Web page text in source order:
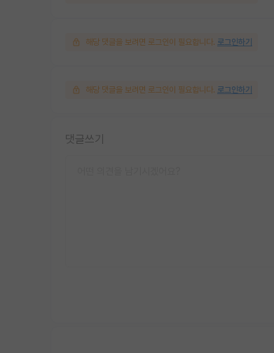
해당 댓글을 보려면 로그인이 필요합니다. 로그인하기
해당 댓글을 보려면 로그인이 필요합니다. 로그인하기
댓글쓰기